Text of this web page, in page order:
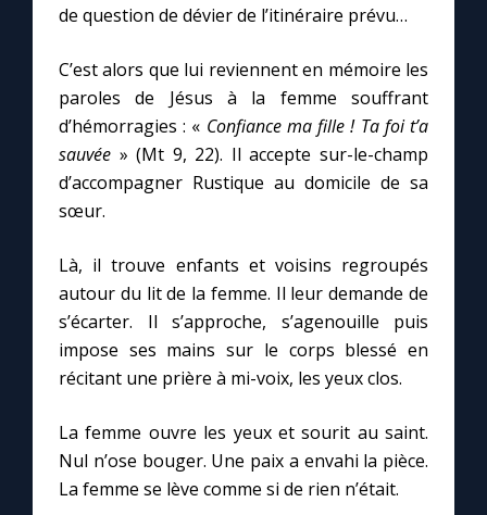
1000 Raisons de Croire
Chapelet pour le monde
Contact
Faire un don
Marie de Nazareth
de question de dévier de l’itinéraire prévu…
C’est alors que lui reviennent en mémoire les
paroles de Jésus à la femme souffrant
d’hémorragies : « Confiance ma fille ! Ta foi t’a
sauvée » (Mt 9, 22). Il accepte sur-le-champ
d’accompagner Rustique au domicile de sa
sœur.
Là, il trouve enfants et voisins regroupés
autour du lit de la femme. Il leur demande de
s’écarter. Il s’approche, s’agenouille puis
impose ses mains sur le corps blessé en
récitant une prière à mi-voix, les yeux clos.
La femme ouvre les yeux et sourit au saint.
Nul n’ose bouger. Une paix a envahi la pièce.
La femme se lève comme si de rien n’était.